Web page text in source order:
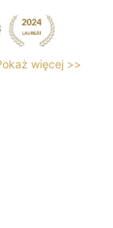
więcej >>